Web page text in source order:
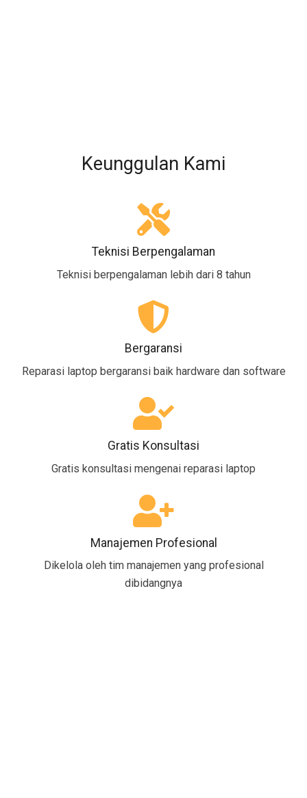
Keunggulan Kami
Teknisi Berpengalaman
Teknisi berpengalaman lebih dari 8 tahun
Bergaransi
Reparasi laptop bergaransi baik hardware dan software
Gratis Konsultasi
Gratis konsultasi mengenai reparasi laptop
Manajemen Profesional
Dikelola oleh tim manajemen yang profesional
dibidangnya